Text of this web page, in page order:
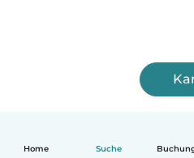
Home Suche